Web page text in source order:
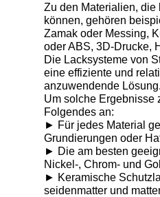
Zu den Materialien, die
können, gehören
Zamak oder Messing,
oder ABS, 3D-Drucke,
Die Lacksysteme von
eine effiziente und
anzuwendende Lösung.
Um solche Ergebnisse
Folgendes an:
► Für jedes Material
Grundierungen oder
► Die am besten
Nickel-, Chrom- und
► Keramische
seidenmatter und